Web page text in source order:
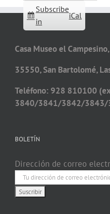
Subscribe
in
iCal
Casa Museo el Campesino,
35550, San Bartolomé,
Teléfono: 928 810100
3840/3841/3842/3843/
BOLETÍN
Dirección de correo